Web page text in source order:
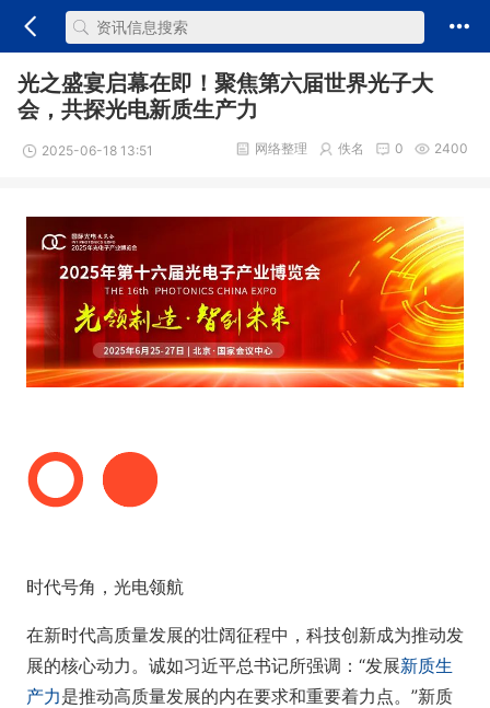
光之盛宴启幕在即！聚焦第六届世界光子大
会，共探光电新质生产力
2025-06-18 13:51 2400
0
佚名
网络整理
时代号角，光电领航
在新时代高质量发展的壮阔征程中，科技创新成为推动发
展的核心动力。诚如习近平总书记所强调：“发展新质生
产力是推动高质量发展的内在要求和重要着力点。”新质